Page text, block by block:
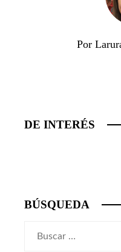
Por
DE INTERÉS
BÚSQUEDA